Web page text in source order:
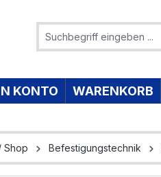
KONTO WARENKORB
Shop Befestigungstechnik